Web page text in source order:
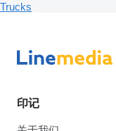
Trucks
印记